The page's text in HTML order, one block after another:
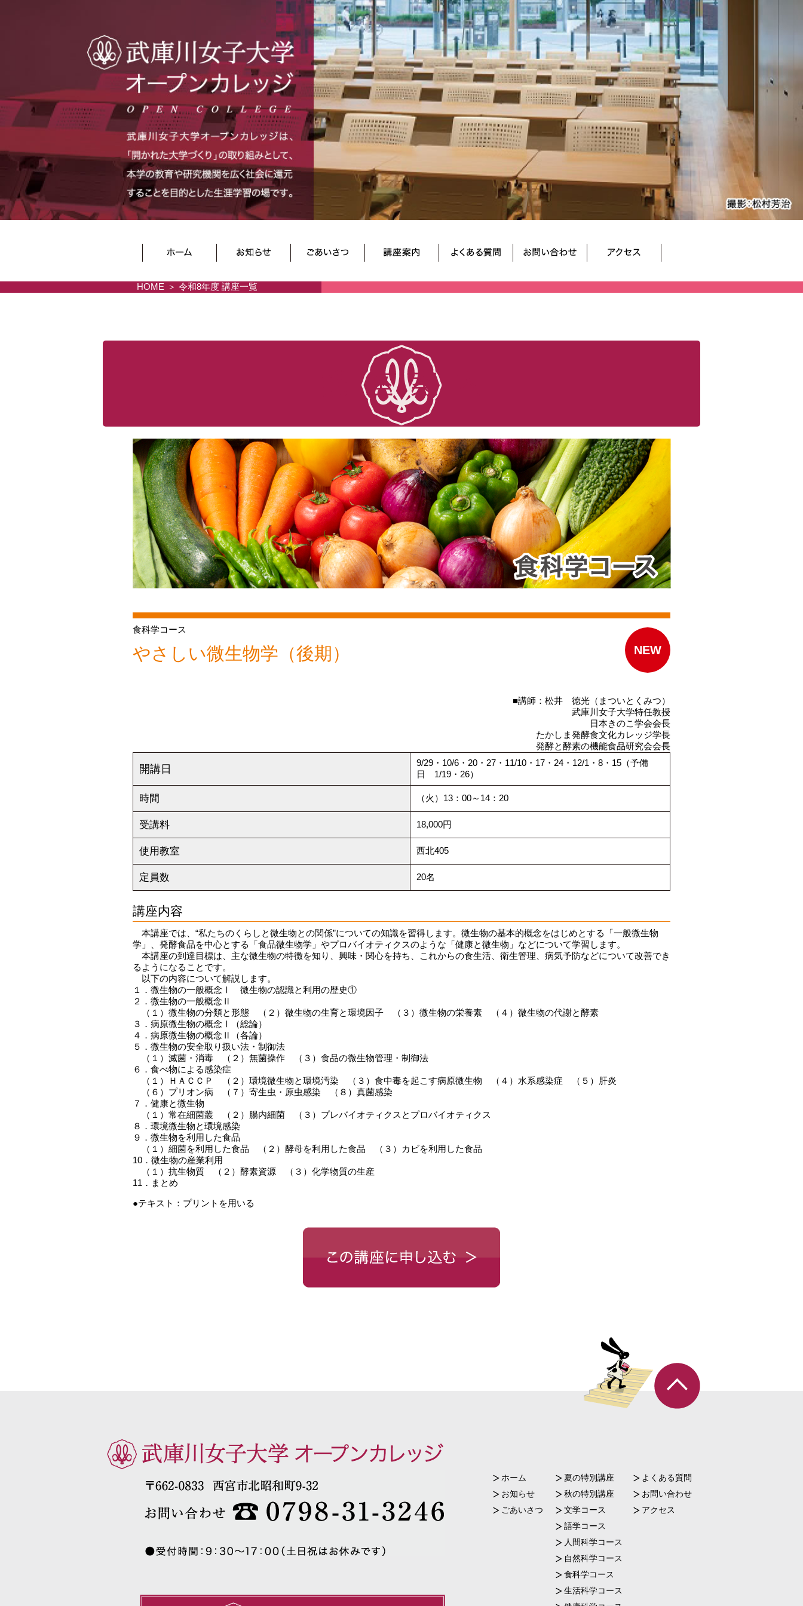
HOME 令和8年度 講座一覧
食科学コース
やさしい微生物学（後期） NEW
■講師：松井 徳光（まついとくみつ）
武庫川女子大学特任教授
日本きのこ学会会長
たかしま発酵食文化カレッジ学長
発酵と酵素の機能食品研究会会長
開講日
9/29・10/6・20・27・11/10・17・24・12/1・8・15（予備
日 1/19・26）
時間 （火）13：00～14：20
受講料 18,000円
使用教室 西北405
定員数 20名
講座内容
本講座では、“私たちのくらしと微生物との関係”についての知識を習得します。微生物の基本的概念をはじめとする「一般微生物
学」、発酵食品を中心とする「食品微生物学」やプロバイオティクスのような「健康と微生物」などについて学習します。
本講座の到達目標は、主な微生物の特徴を知り、興味・関心を持ち、これからの食生活、衛生管理、病気予防などについて改善でき
るようになることです。
以下の内容について解説します。
１．微生物の一般概念Ⅰ 微生物の認識と利用の歴史①
２．微生物の一般概念Ⅱ
（１）微生物の分類と形態 （２）微生物の生育と環境因子 （３）微生物の栄養素 （４）微生物の代謝と酵素
３．病原微生物の概念Ⅰ（総論）
４．病原微生物の概念Ⅱ（各論）
５．微生物の安全取り扱い法・制御法
（１）滅菌・消毒 （２）無菌操作 （３）食品の微生物管理・制御法
６．食べ物による感染症
（１）ＨＡＣＣＰ （２）環境微生物と環境汚染 （３）食中毒を起こす病原微生物 （４）水系感染症 （５）肝炎
（６）プリオン病 （７）寄生虫・原虫感染 （８）真菌感染
７．健康と微生物
（１）常在細菌叢 （２）腸内細菌 （３）プレバイオティクスとプロバイオティクス
８．環境微生物と環境感染
９．微生物を利用した食品
（１）細菌を利用した食品 （２）酵母を利用した食品 （３）カビを利用した食品
10．微生物の産業利用
（１）抗生物質 （２）酵素資源 （３）化学物質の生産
11．まとめ
●テキスト： プリントを用いる
ホーム
お知らせ
ごあいさつ
夏の特別講座
秋の特別講座
文学コース
語学コース
人間科学コース
自然科学コース
食科学コース
生活科学コース
よくある質問
お問い合わせ
アクセス